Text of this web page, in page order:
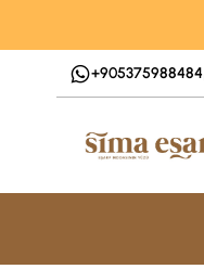
+905375988484